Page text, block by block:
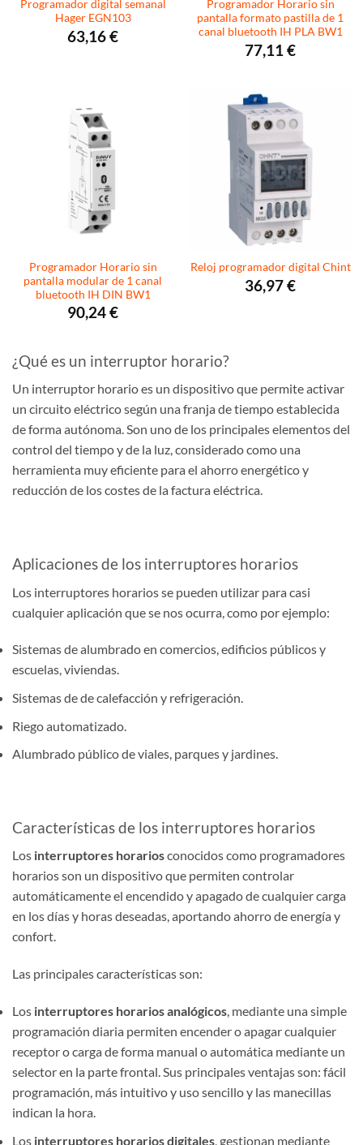
Programador digital semanal
Hager EGN103
63,16€
Programador Horario sin
pantalla formato pastilla de 1
canal bluetooth IH PLA BW1
77,11 €
Programador Horario sin
pantalla modular de 1 canal
bluetooth IH DIN BW1
90,24€
Reloj programador digital Chint
36,97€
¿Qué es un interruptor horario?
Un interruptor horario es un dispositivo que permite activar
un circuito eléctrico según una franja de tiempo establecida
de forma autónoma. Son uno de los principales elementos del
control del tiempo y de la luz, considerado como una
herramienta muy eficiente para el ahorro energético y
reducción de los costes de la factura eléctrica.
Aplicaciones de los interruptores horarios
Los interruptores horarios se pueden utilizar para casi
cualquier aplicación que se nos ocurra, como por ejemplo:
Sistemas de alumbrado en comercios, edificios públicos y
escuelas, viviendas.
Sistemas de de calefacción y refrigeración.
Riego automatizado.
Alumbrado público de viales, parques y jardines.
Características de los interruptores horarios
Los interruptores horariosconocidos como programadores
horarios son un dispositivo que permiten controlar
automáticamente el encendido y apagado de cualquier carga
en los días y horas deseadas, aportando ahorro de energía y
confort.
Las principales características son:
Los interruptores horarios analógicos, mediante una simple
programación diaria permiten encender o apagar cualquier
receptor o carga de forma manual o automática mediante un
selector en la parte frontal. Sus principales ventajas son: fácil
programación, más intuitivo y uso sencillo y las manecillas
indican la hora.
Los interruptores horarios digitales , gestionan mediante